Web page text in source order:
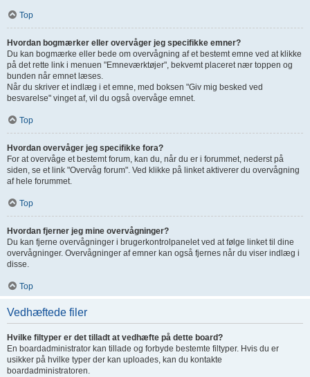
Top
Hvordan bogmærker eller overvåger jeg specifikke emner?
Du kan bogmærke eller bede om overvågning af et bestemt emne ved at klikke
på det rette link i menuen "Emneværktøjer", bekvemt placeret nær toppen og
bunden når emnet læses.
Når du skriver et indlæg i et emne, med boksen "Giv mig besked ved
besvarelse" vinget af, vil du også overvåge emnet.
Top
Hvordan overvåger jeg specifikke fora?
For at overvåge et bestemt forum, kan du, når du er i forummet, nederst på
siden, se et link "Overvåg forum". Ved klikke på linket aktiverer du overvågning
af hele forummet.
Top
Hvordan fjerner jeg mine overvågninger?
Du kan fjerne overvågninger i brugerkontrolpanelet ved at følge linket til dine
overvågninger. Overvågninger af emner kan også fjernes når du viser indlæg i
disse.
Top
Vedhæftede filer
Hvilke filtyper er det tilladt at vedhæfte på dette board?
En boardadministrator kan tillade og forbyde bestemte filtyper. Hvis du er
usikker på hvilke typer der kan uploades, kan du kontakte
boardadministratoren.